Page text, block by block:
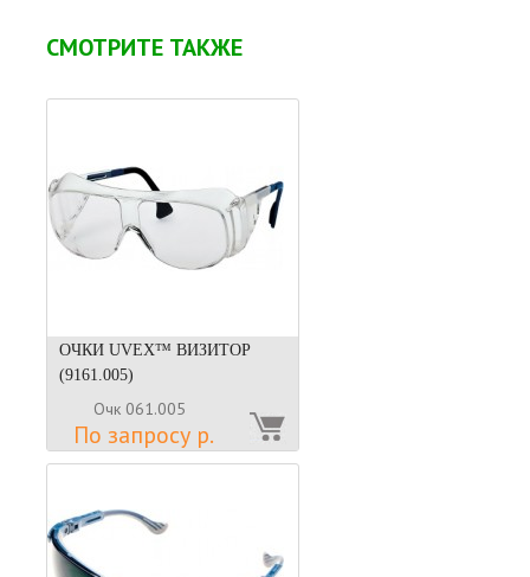
СМОТРИТЕ ТАКЖЕ
ОЧКИ UVEX™ ВИЗИТОР
(9161.005)
Очк 061.005
По запросу р.